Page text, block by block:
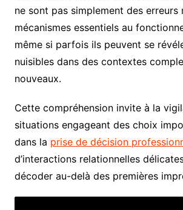
ne sont pas simplement des erreurs
mécanismes essentiels au
même si parfois ils peuvent se
nuisibles dans des contextes
nouveaux.
Cette compréhension invite à la
situations engageant des choix
dans la prise de décision
d’interactions relationnelles
décoder au-delà des premières